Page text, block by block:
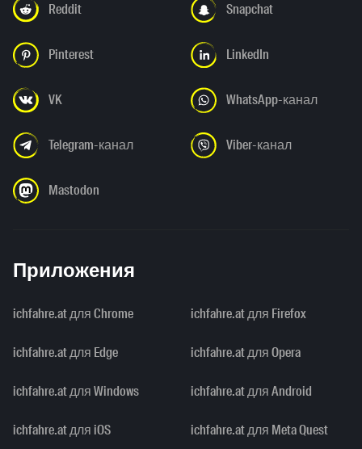
Reddit Snapchat
Pinterest LinkedIn
VK WhatsApp-канал
Telegram-канал Viber-канал
Mastodon
Приложения
ichfahre.at для Chrome ichfahre.at для Firefox
ichfahre.at для Edge ichfahre.at для Opera
ichfahre.at для Windows ichfahre.at для Android
ichfahre.at для iOS ichfahre.at для Meta Quest